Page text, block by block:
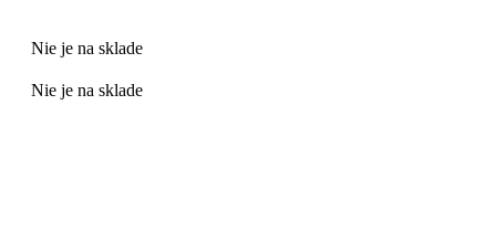
Nie je na sklade
Nie je na sklade